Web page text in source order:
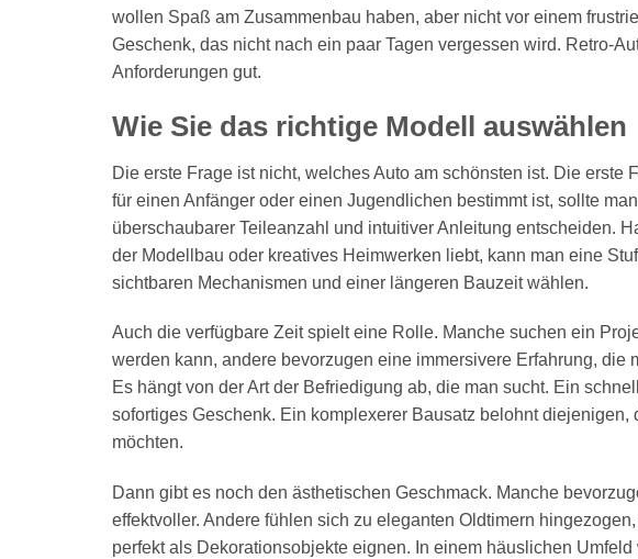
wollen Spaß am Zusammenbau haben, aber nicht vor einem
Geschenk, das nicht nach ein paar Tagen vergessen wird. Retro-
Anforderungen gut.
Wie Sie das richtige Modell auswählen
Die erste Frage ist nicht, welches Auto am schönsten ist. Die erste
für einen Anfänger oder einen Jugendlichen bestimmt ist, sollte
überschaubarer Teileanzahl und intuitiver Anleitung entscheiden.
der Modellbau oder kreatives Heimwerken liebt, kann man eine
sichtbaren Mechanismen und einer längeren Bauzeit wählen.
Auch die verfügbare Zeit spielt eine Rolle. Manche suchen ein
werden kann, andere bevorzugen eine immersivere Erfahrung, die
Es hängt von der Art der Befriedigung ab, die man sucht. Ein
sofortiges Geschenk. Ein komplexerer Bausatz belohnt
möchten.
Dann gibt es noch den ästhetischen Geschmack. Manche
effektvoller. Andere fühlen sich zu eleganten Oldtimern
perfekt als Dekorationsobjekte eignen. In einem häuslichen